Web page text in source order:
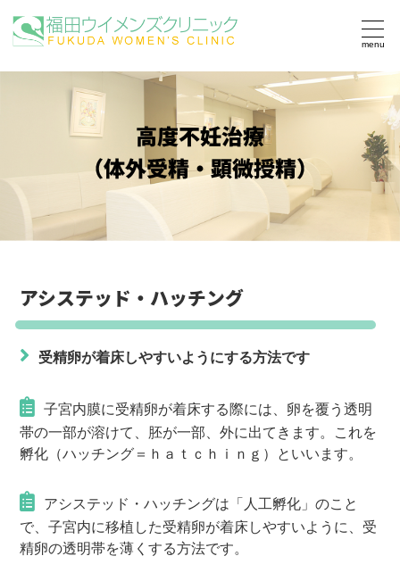
高度不妊治療
（体外受精・顕微授精）
アシステッド・ハッチング
受精卵が着床しやすいようにする方法です
子宮内膜に受精卵が着床する際には、卵を覆う透明
帯の一部が溶けて、胚が一部、外に出てきます。これを
孵化（ハッチング＝ｈａｔｃｈｉｎｇ）といいます。
アシステッド・ハッチングは「人工孵化」のこと
で、子宮内に移植した受精卵が着床しやすいように、受
精卵の透明帯を薄くする方法です。